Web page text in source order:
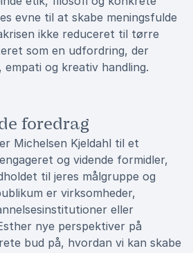
evne til at skabe meningsfulde
ikke reduceret til tørre
som en udfordring, der
og kreativ handling.
foredrag
Michelsen Kjeldahl til et
og vidende formidler,
til jeres målgruppe og
er virksomheder,
eller
nye perspektiver på
bud på, hvordan vi kan skabe